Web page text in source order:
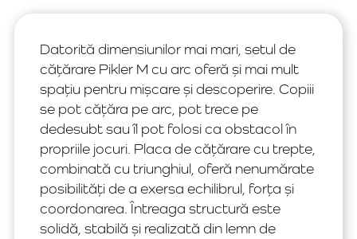
Datorită dimensiunilor mai mari, setul de
cățărare Pikler M cu arc oferă și mai mult
spațiu pentru mișcare și descoperire. Copiii
se pot cățăra pe arc, pot trece pe
dedesubt sau îl pot folosi ca obstacol în
propriile jocuri. Placa de cățărare cu trepte,
combinată cu triunghiul, oferă nenumărate
posibilități de a exersa echilibrul, forța și
coordonarea. Întreaga structură este
solidă, stabilă și realizată din lemn de